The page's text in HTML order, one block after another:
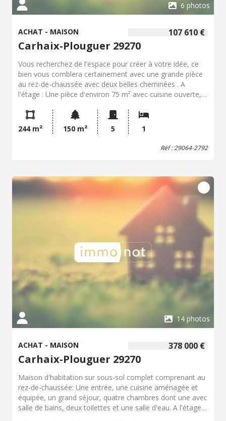
6 photos
107 610 €
ACHAT - MAISON
Carhaix-Plouguer 29270
Vous recherchez de l'espace pour créer à votre idée, ce
bien vous comblera certainement avec une grande pièce
au rez-de-chaussée avec deux belles cheminées . A
l'étage : Une pièce d'environ 75 m² avec cuisine ouverte,
Autre étage qui attend votre imagination! Terrasse
extérieure.
244 m² 150 m² 5 1
Réf : 29064-2792
14 photos
378 000 €
ACHAT - MAISON
Carhaix-Plouguer 29270
Maison d'habitation sur sous-sol complet comprenant au
rez-de-chaussée: Une entrée, une cuisine aménagée et
équipée, un grand séjour, quatre chambres dont une avec
salle de bains, deux toilettes et une salle d'eau. A l'étage :